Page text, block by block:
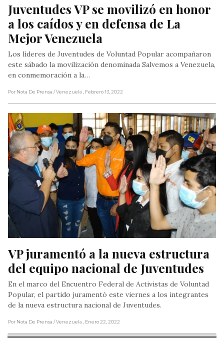
Juventudes VP se movilizó en honor
a los caídos y en defensa de La
Mejor Venezuela
Los líderes de Juventudes de Voluntad Popular acompañaron
este sábado la movilización denominada Salvemos a Venezuela,
en conmemoración a la…
Por Nota De Prensa / Venezuela , Febrero 13, 2022
VP juramentó a la nueva estructura
del equipo nacional de Juventudes
En el marco del Encuentro Federal de Activistas de Voluntad
Popular, el partido juramentó este viernes a los integrantes
de la nueva estructura nacional de Juventudes.
Por Nota De Prensa / Venezuela , Enero 22, 2022